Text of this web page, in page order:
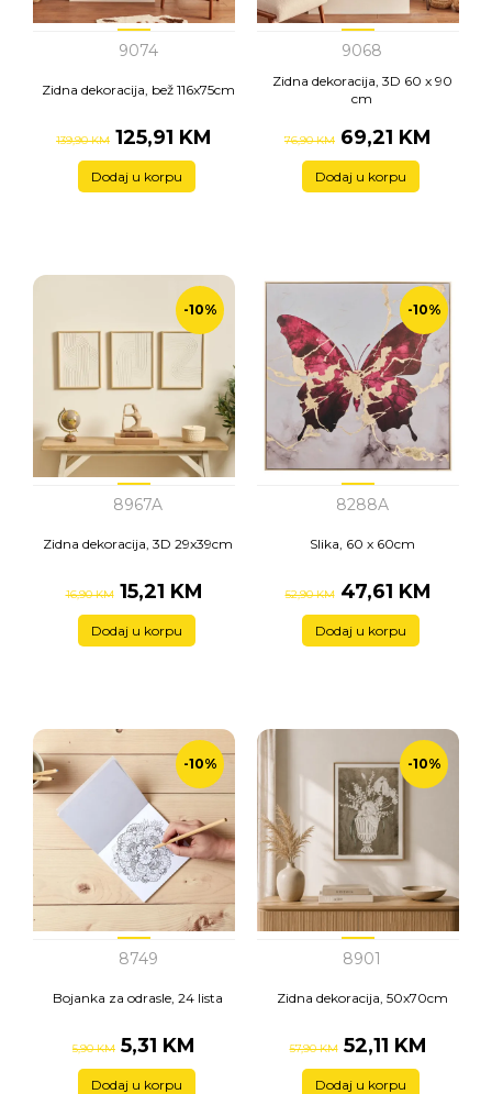
9074
Zidna dekoracija, bež 116x75cm
139,90 KM 125,91 KM
Dodaj u korpu
9068
Zidna dekoracija, 3D 60 x 90
cm
76,90 KM 69,21 KM
Dodaj u korpu
-10%
8967A
Zidna dekoracija, 3D 29x39cm
16,90 KM 15,21 KM
Dodaj u korpu
-10%
8288A
Slika, 60 x 60cm
52,90 KM 47,61 KM
Dodaj u korpu
-10%
8749
Bojanka za odrasle, 24 lista
5,90 KM 5,31 KM
Dodaj u korpu
-10%
8901
Zidna dekoracija, 50x70cm
57,90 KM 52,11 KM
Dodaj u korpu